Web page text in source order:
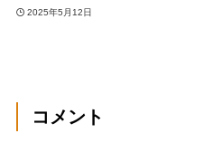
2025年5月12日
コメント